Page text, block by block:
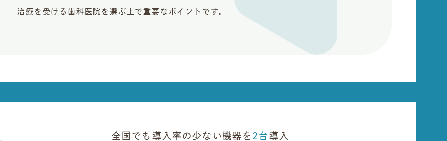
治療を受ける歯科医院を選ぶ上で重要なポイントです。
全国でも 導入率の少ない機器を 2台 導入